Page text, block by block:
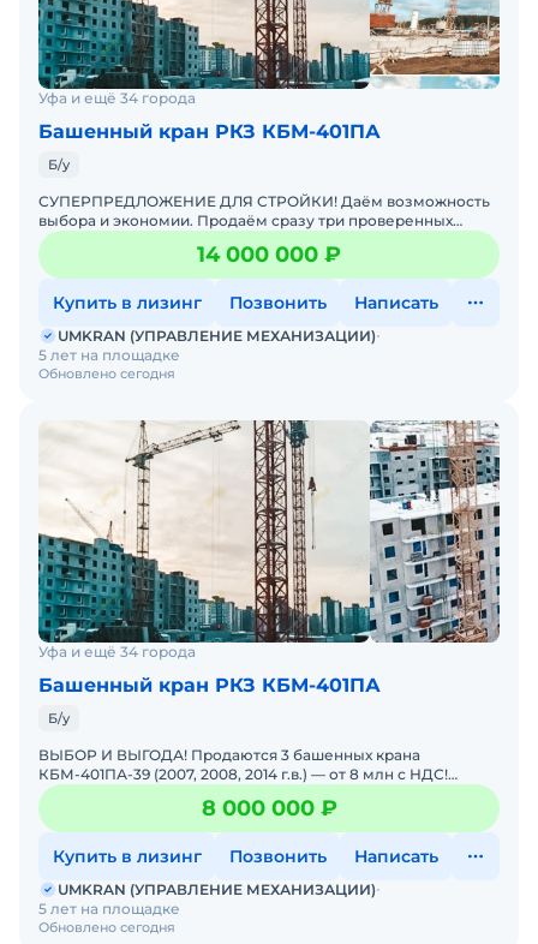
Уфа и ещё 34 города
Башенный кран РКЗ КБМ-401ПА
Б/у
СУПЕРПРЕДЛОЖЕНИЕ ДЛЯ СТРОЙКИ! Даём возможность
выбора и экономии. Продаём сразу три проверенных
башенных крана Ржевского КЗ, модель КБМ-401П разных
годов выпуск
14 000 000 ₽
Купить в лизинг Позвонить Написать
Обновлено сегодня
UMKRAN (УПРАВЛЕНИЕ МЕХАНИЗАЦИИ)
5 лет на площадке
Уфа и ещё 34 города
Башенный кран РКЗ КБМ-401ПА
Б/у
ВЫБОР И ВЫГОДА! Продаются 3 башенных крана
КБМ-401ПА-39 (2007, 2008, 2014 г.в.) — от 8 млн с НДС!
СУПЕРПРЕДЛОЖЕНИЕ ДЛЯ СТРОЙКИ! Даём возможность
выбора и
8 000 000 ₽
Купить в лизинг Позвонить Написать
Обновлено сегодня
UMKRAN (УПРАВЛЕНИЕ МЕХАНИЗАЦИИ)
5 лет на площадке